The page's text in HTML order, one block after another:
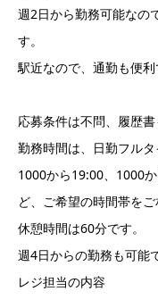
週2日から勤務可能なの
す。
駅近なので、通勤も便利
応募条件は不問、履歴書
勤務時間は、日勤フルタ
1000から19:00、1000
ど、ご希望の時間帯をご
休憩時間は60分です。
週4日からの勤務も可能
レジ担当の内容